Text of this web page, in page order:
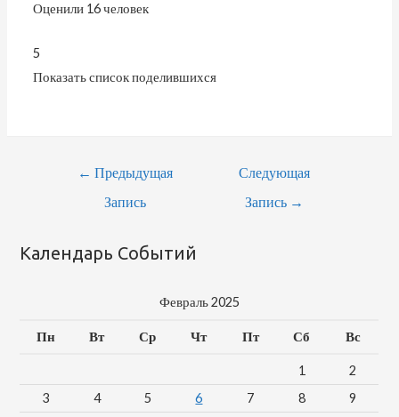
Оценили 16 человек
5
Показать список поделившихся
Навигация
← Предыдущая
Запись
Следующая
Запись →
Календарь Событий
Февраль 2025
Пн Вт Ср Чт Пт Сб Вс
1
2
3
4 5 6 7 8
9